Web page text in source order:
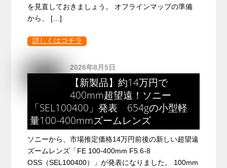
を見直しておきましょう。 オフラインマップの準備
から、 […]
詳しくはコチラ
2026年8月5日
【新製品】約14万円で
400mm超望遠！ソニー
「SEL100400」発表 654gの小型軽
量100-400mmズームレンズ
ソニーから、市場推定価格14万円前後の新しい超望遠
ズームレンズ「FE 100-400mm F5.6-8
OSS（SEL100400）」が発表になりました。 100mm